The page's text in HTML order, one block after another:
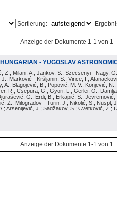
Sortierung:
Anzeige der Dokumente 1-1 von 1
- YUGOSLAV
Z.; Milani, A.; Jankov, S.; Szecsenyi - Nagy,
J.; Marković - Kršljanin, S.; Vince, I.;
A.; Blagojević, B.; Popović, M. V.; Konjević,
R.; Csepura, G.; Gyori, L.; Gerlei, O.;
G.; Erdi, B.; Erkapić, S.; Jevremović,
Z.; Milogradov - Turin, J.; Nikolić, S.; Nuspl,
Arsenijević, J.; Sadžakov, S.; Cvetković, Z.;
Anzeige der Dokumente 1-1 von 1